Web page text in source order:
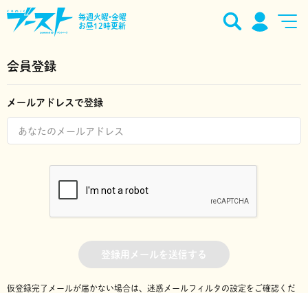
毎週火曜•金曜
お昼12時更新
会員登録
メールアドレスで登録
登録用メールを送信する
仮登録完了メールが届かない場合は、迷惑メールフィルタの設定をご確認くだ